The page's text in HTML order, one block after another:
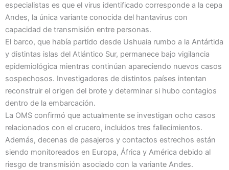
especialistas es que el virus identificado corresponde a la cepa
Andes, la única variante conocida del hantavirus con
capacidad de transmisión entre personas.
El barco, que había partido desde Ushuaia rumbo a la Antártida
y distintas islas del Atlántico Sur, permanece bajo vigilancia
epidemiológica mientras continúan apareciendo nuevos casos
sospechosos. Investigadores de distintos países intentan
reconstruir el origen del brote y determinar si hubo contagios
dentro de la embarcación.
La OMS confirmó que actualmente se investigan ocho casos
relacionados con el crucero, incluidos tres fallecimientos.
Además, decenas de pasajeros y contactos estrechos están
siendo monitoreados en Europa, África y América debido al
riesgo de transmisión asociado con la variante Andes.